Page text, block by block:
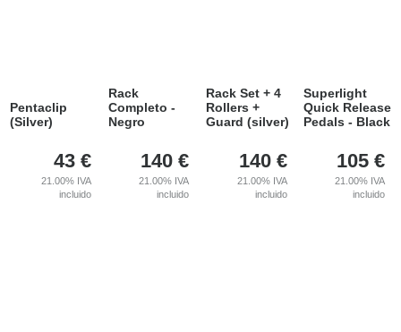
Pentaclip
(Silver)
43 €
21.00% IVA
incluido
Rack
Completo -
Negro
140 €
21.00% IVA
incluido
Rack Set + 4
Rollers +
Guard (silver)
140 €
21.00% IVA
incluido
Superlight
Quick Release
Pedals - Black
105 €
21.00% IVA
incluido